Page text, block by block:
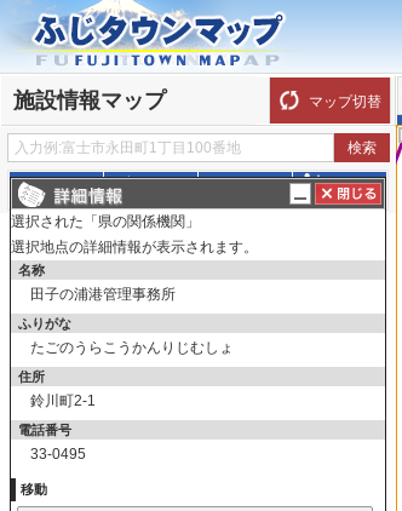
施設情報マップ マップ切替
探す ルート
表示切替
この図に示された町内会・区の境界(紫色の線)は目
安であり、実際の境界を証明するものではありま
せん。(R05.12現在)
行政機関
教育
福祉・医療
文化・スポーツ
選択された「県の関係機関」
選択地点の詳細情報が表示されます。
名称
田子の浦港管理事務所
ふりがな
たごのうらこうかんりじむしょ
住所
鈴川町2-1
電話番号
33-0495
移動